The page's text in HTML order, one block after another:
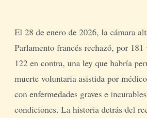
El 28 de enero de 2026, la cámara
Parlamento francés rechazó, por
122 en contra, una ley que habría
muerte voluntaria asistida por
con enfermedades graves e
condiciones. La historia detrás del